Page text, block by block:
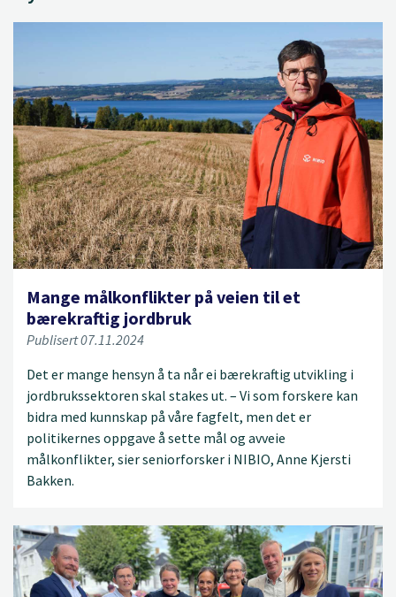
Mange målkonflikter på veien til et
bærekraftig jordbruk
Publisert 07.11.2024
Det er mange hensyn å ta når ei bærekraftig utvikling i
jordbrukssektoren skal stakes ut. – Vi som forskere kan
bidra med kunnskap på våre fagfelt, men det er
politikernes oppgave å sette mål og avveie
målkonflikter, sier seniorforsker i NIBIO, Anne Kjersti
Bakken.